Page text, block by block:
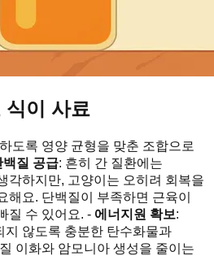
이 사료
도록 영양 균형을 맞춘 조합으로
백질 공급: 흔히 간 질환에는
각하지만, 고양이는 오히려 회복을
해요. 단백질이 부족하면 근육이
질 수 있어요. - 에너지원 확보:
지 않도록 충분한 탄수화물과
이화와 암모니아 생성을 줄이는